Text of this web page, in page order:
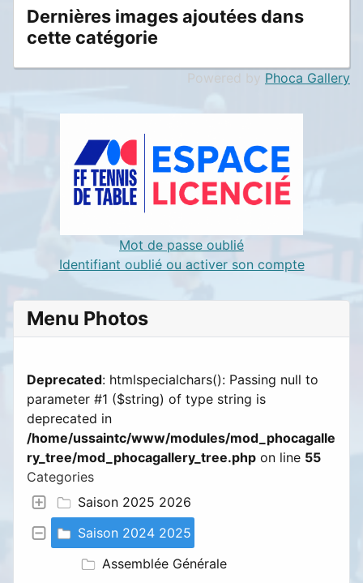
Mot de passe oublié
Identifiant oublié ou activer son compte
Menu Photos
Deprecated: htmlspecialchars(): Passing null to
parameter #1 ($string) of type string is
deprecated in
/home/ussaintc/www/modules/mod_phocagalle
ry_tree/mod_phocagallery_tree.php on line 55
Categories
Saison 2025 2026
Saison 2024 2025
Assemblée Générale
Dernières images ajoutées dans
cette catégorie
Powered by Phoca Gallery